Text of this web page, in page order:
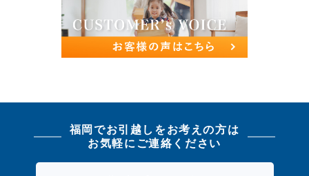
福岡でお引越しをお考えの方は
お気軽にご連絡ください